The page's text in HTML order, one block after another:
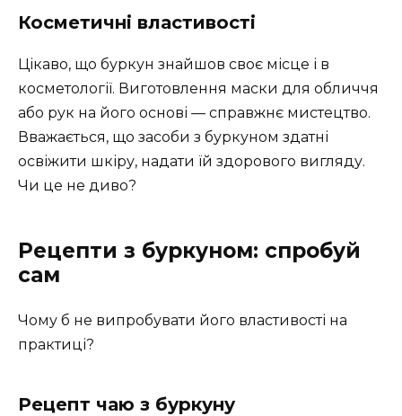
Косметичні властивості
Цікаво, що буркун знайшов своє місце і в
косметології. Виготовлення маски для обличчя
або рук на його основі — справжнє мистецтво.
Вважається, що засоби з буркуном здатні
освіжити шкіру, надати їй здорового вигляду.
Чи це не диво?
Рецепти з буркуном: спробуй
сам
Чому б не випробувати його властивості на
практиці?
Рецепт чаю з буркуну